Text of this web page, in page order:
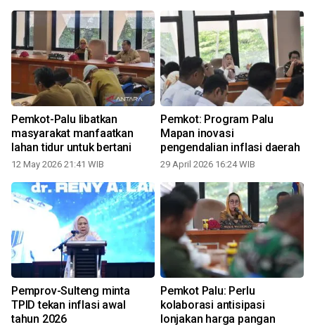
Pemkot-Palu libatkan
masyarakat manfaatkan
lahan tidur untuk bertani
12 May 2026 21:41 WIB
Pemkot: Program Palu
Mapan inovasi
pengendalian inflasi daerah
29 April 2026 16:24 WIB
Pemprov-Sulteng minta
TPID tekan inflasi awal
tahun 2026
Pemkot Palu: Perlu
kolaborasi antisipasi
lonjakan harga pangan